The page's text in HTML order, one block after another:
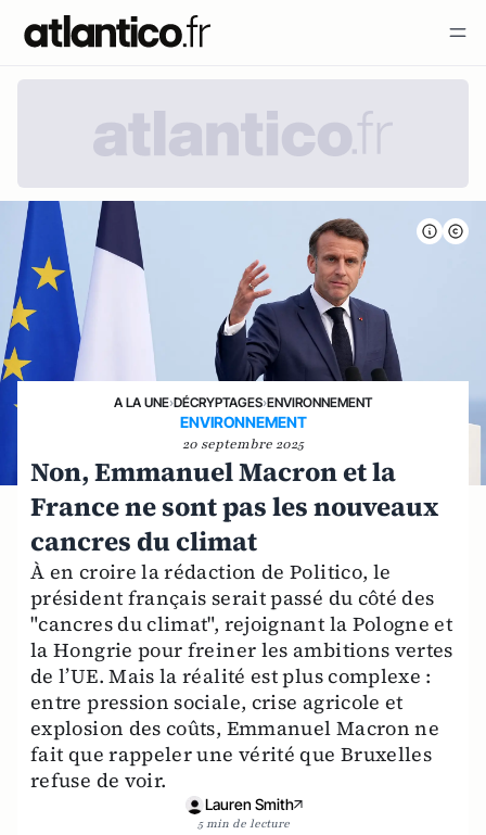
A LA UNE›DÉCRYPTAGES›ENVIRONNEMENT
ENVIRONNEMENT
20 septembre 2025
Non, Emmanuel Macron et la
France ne sont pas les nouveaux
cancres du climat
À en croire la rédaction de Politico, le
président français serait passé du côté des
"cancres du climat", rejoignant la Pologne et
la Hongrie pour freiner les ambitions vertes
de l’UE. Mais la réalité est plus complexe :
entre pression sociale, crise agricole et
explosion des coûts, Emmanuel Macron ne
fait que rappeler une vérité que Bruxelles
refuse de voir.
Lauren Smith
5 min de lecture